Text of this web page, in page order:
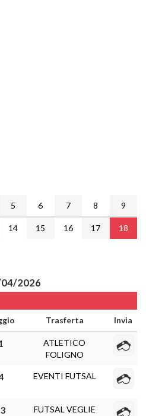
5 6 7 8 9
14 15 16 17
18
2026
Trasferta Invia
ATLETICO
FOLIGNO
EVENTI FUTSAL
FUTSAL VEGLIE